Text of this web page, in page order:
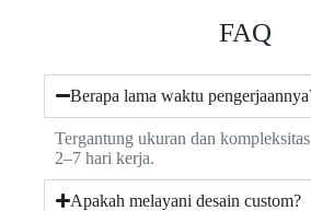
FAQ
Berapa lama waktu
Tergantung ukuran dan
2–7 hari kerja.
Apakah melayani desain custom?